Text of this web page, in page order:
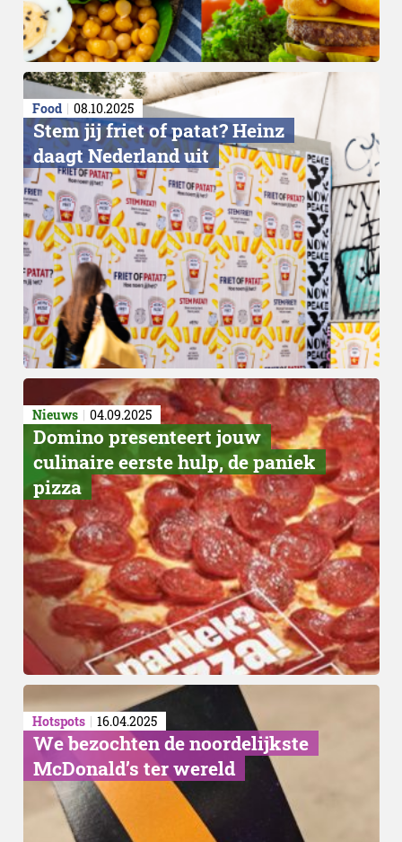
Waarom is dit bijzonder?
Food 08.10.2025
Stem jij friet of patat? Heinz
daagt Nederland uit
Nieuws 04.09.2025
Domino presenteert jouw
culinaire eerste hulp, de paniek
pizza
Hotspots 16.04.2025
We bezochten de noordelijkste
McDonald’s ter wereld